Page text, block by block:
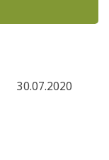
30.07.2020